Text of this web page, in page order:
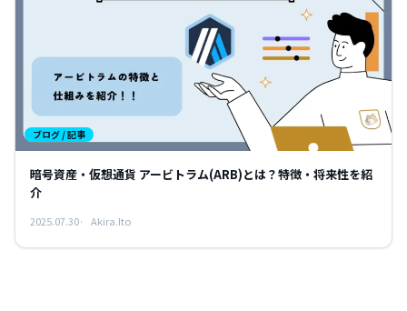
ブログ / 記事
暗号資産・仮想通貨 アービトラム(ARB)とは？特徴・将来性を紹
介
2025.07.30 Akira.Ito